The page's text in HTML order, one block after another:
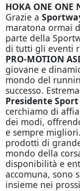
HOKA ONE ONE
Grazie a
maratona ormai
parte della
di tutti gli eventi
PRO-MOTION
giovane e
mondo del
successo.
Presidente Sport
cerchiamo di
dei modi,
e sempre
prodotti di
mondo della
disponibilità e
accomuna, sono
insieme nei